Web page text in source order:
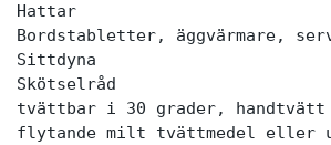
Hattar
Bordstabletter, äggvärmare,
Sittdyna
Skötselråd
tvättbar i 30 grader, handtvätt
flytande milt tvättmedel eller